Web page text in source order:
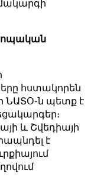
հստակորեն
ՆԱՏՕ-ն պետք է
և Շվեդիայի
է